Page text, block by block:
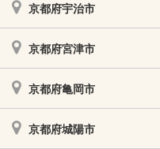
京都府宇治市
京都府宮津市
京都府亀岡市
京都府城陽市